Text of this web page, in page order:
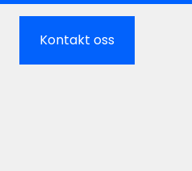
Kontakt oss